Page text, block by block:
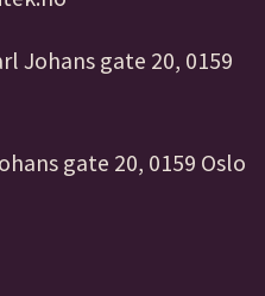
Johans gate 20, 0159
gate 20, 0159 Oslo